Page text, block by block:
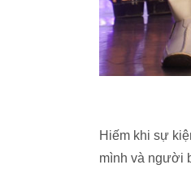
Hiếm khi sự
mình và người